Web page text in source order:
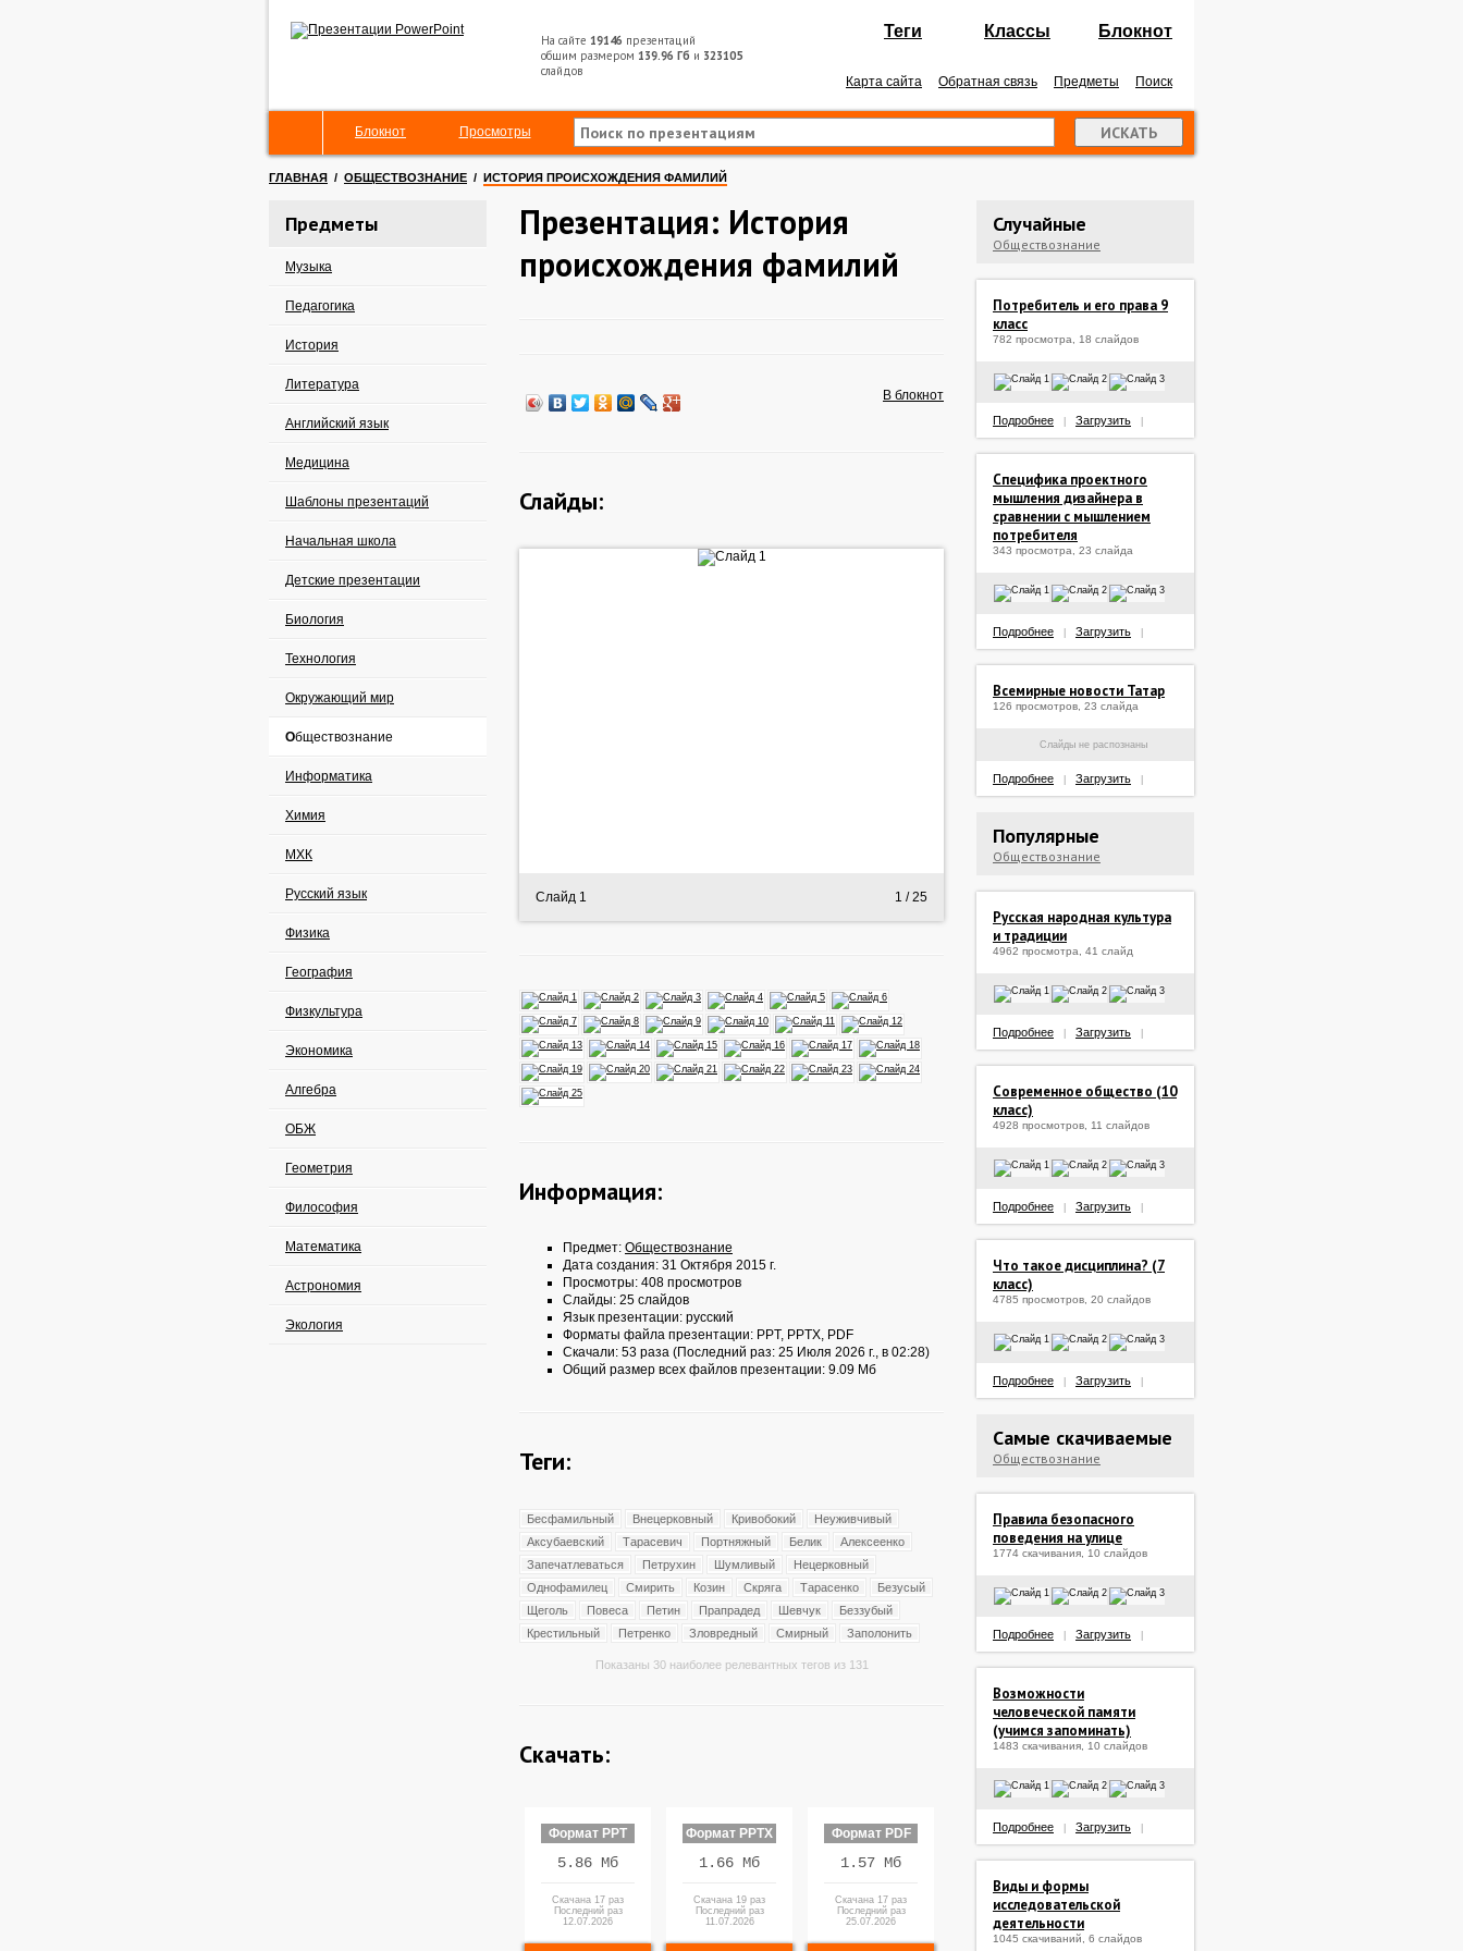
На сайте 19146 презентаций
общим размером 139.96 Гб и 323105
слайдов
Теги Классы Блокнот
Карта сайта Обратная связь Предметы Поиск
Блокнот Просмотры
ГЛАВНАЯ / ОБЩЕСТВОЗНАНИЕ / ИСТОРИЯ ПРОИСХОЖДЕНИЯ ФАМИЛИЙ
Предметы
Музыка
Педагогика
История
Литература
Английский язык
Медицина
Шаблоны презентаций
Начальная школа
Детские презентации
Биология
Технология
Окружающий мир
Обществознание
Информатика
Химия
МХК
Русский язык
Физика
География
Физкультура
Экономика
Алгебра
ОБЖ
Геометрия
Философия
Математика
Астрономия
Экология
Презентация: История
происхождения фамилий
В блокнот
Слайды:
Слайд 1 1 / 25
Информация:
Предмет: Обществознание
Дата создания: 31 Октября 2015 г.
Просмотры: 408 просмотров
Слайды: 25 слайдов
Язык презентации: русский
Форматы файла презентации: PPT, PPTX, PDF
Скачали: 53 раза (Последний раз: 25 Июля 2026 г., в 02:28)
Общий размер всех файлов презентации: 9.09 Мб
Теги:
Бесфамильный Внецерковный Кривобокий
Неуживчивый
Аксубаевский
Тарасевич Портняжный Белик
Алексеенко
Запечатлеваться
Петрухин Шумливый
Нецерковный
Однофамилец
Смирить Козин Скряга Тарасенко
Безусый
Щеголь
Повеса Петин Прапрадед Шевчук
Беззубый
Крестильный
Петренко Зловредный Смирный Заполонить
Показаны 30 наиболее релевантных тегов из 131
Скачать:
Формат PPT
5.86 Мб
Скачана 17 раз
Последний раз
12.07.2026
Формат PPTX
1.66 Мб
Скачана 19 раз
Последний раз
11.07.2026
Формат PDF
1.57 Мб
Скачана 17 раз
Последний раз
25.07.2026
Случайные
Обществознание
Потребитель и его права 9
класс
782 просмотра, 18 слайдов
Подробнее Загрузить
Специфика проектного
мышления дизайнера в
сравнении с мышлением
потребителя
343 просмотра, 23 слайда
Подробнее Загрузить
Всемирные новости Татар
126 просмотров, 23 слайда
Слайды не распознаны
Подробнее Загрузить
Популярные
Обществознание
Русская народная культура
и традиции
4962 просмотра, 41 слайд
Подробнее Загрузить
Современное общество (10
класс)
4928 просмотров, 11 слайдов
Подробнее Загрузить
Что такое дисциплина? (7
класс)
4785 просмотров, 20 слайдов
Подробнее Загрузить
Самые скачиваемые
Обществознание
Правила безопасного
поведения на улице
1774 скачивания, 10 слайдов
Подробнее Загрузить
Возможности
человеческой памяти
(учимся запоминать)
1483 скачивания, 10 слайдов
Подробнее Загрузить
Виды и формы
исследовательской
деятельности
1045 скачиваний, 6 слайдов